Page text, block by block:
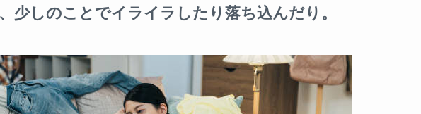
少しのことでイライラしたり落ち込んだり。